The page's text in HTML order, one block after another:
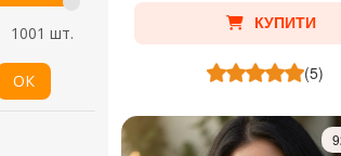
1001 шт.
ОК
КУПИТИ
(5)